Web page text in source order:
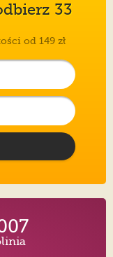
33
od 149 zł